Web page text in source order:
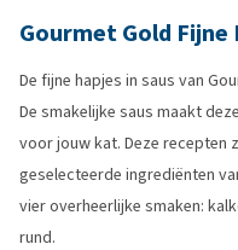
Gourmet Gold Fijne
De fijne hapjes in saus van
De smakelijke saus maakt
voor jouw kat. Deze recepten
geselecteerde ingrediënten
vier overheerlijke smaken:
rund.